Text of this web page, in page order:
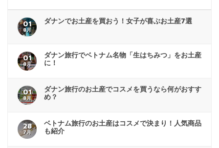
01
8月
ダナンでお土産を買おう！女子が喜ぶお土産7選
01
8月
ダナン旅行でベトナム名物「生はちみつ」をお土産
に！
01
8月
ダナン旅行のお土産でコスメを買うなら何がおすす
め？
28
7月
ベトナム旅行のお土産はコスメで決まり！人気商品
も紹介